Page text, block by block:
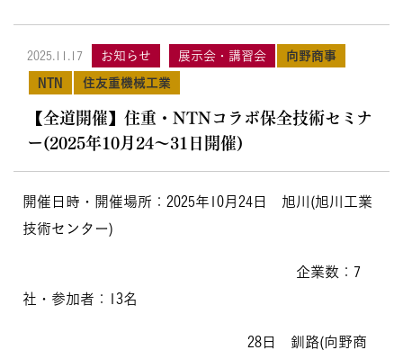
a
2025.11.17 お知らせ 展示会・講習会
向野商事
NTN
住友重機械工業
【全道開催】住重・NTNコラボ保全技術セミナ
ー(2025年10月24～31日開催)
開催日時・開催場所：2025年10月24日 旭川(旭川工業
技術センター)
企業数：7
社・参加者：13名
28日 釧路(向野商